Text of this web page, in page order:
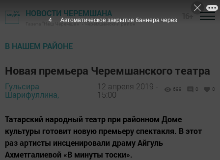
НОВОСТИ ЧЕРЕМШАНА
Газета "Наш Черемшан" - Черемшанский район
В НАШЕМ РАЙОНЕ
Новая премьера Черемшанского театра
Гульсира
Шарифуллина,
12 апреля 2019 -
15:00
699 0 0
Татарский народный театр при районном Доме
культуры готовит новую премьеру спектакля. В этот
раз артисты инсценировали драму Айгуль
Ахметгалиевой «В минуты тоски».
3 Автоматическое закрытие баннера через